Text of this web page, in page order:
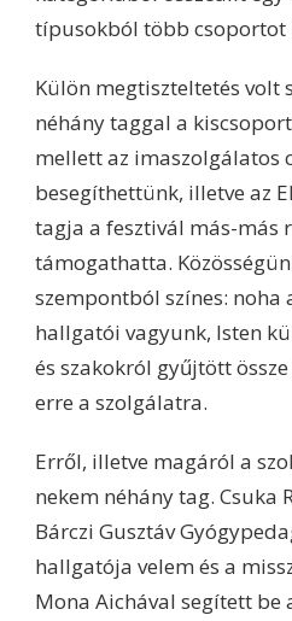
típusokból több
Külön megtiszteltetés volt
néhány taggal a
mellett az imaszolgálatos
besegíthettünk, illetve az
tagja a fesztivál más-más
támogathatta.
szempontból színes: noha
hallgatói vagyunk, Isten
és szakokról gyűjtött
erre a szolgálatra.
Erről, illetve magáról a
nekem néhány tag. Csuka
Bárczi Gusztáv
hallgatója velem és a
Mona Aichával segített be